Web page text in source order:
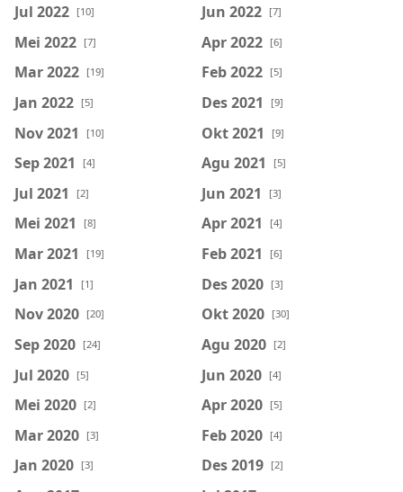
Jul 2022 [10] Jun 2022 [7]
Mei 2022 [7] Apr 2022 [6]
Mar 2022 [19] Feb 2022 [5]
Jan 2022 [5] Des 2021 [9]
Nov 2021 [10] Okt 2021 [9]
Sep 2021 [4] Agu 2021 [5]
Jul 2021 [2] Jun 2021 [3]
Mei 2021 [8] Apr 2021 [4]
Mar 2021 [19] Feb 2021 [6]
Jan 2021 [1] Des 2020 [3]
Nov 2020 [20] Okt 2020 [30]
Sep 2020 [24] Agu 2020 [2]
Jul 2020 [5] Jun 2020 [4]
Mei 2020 [2] Apr 2020 [5]
Mar 2020 [3] Feb 2020 [4]
Jan 2020 [3] Des 2019 [2]